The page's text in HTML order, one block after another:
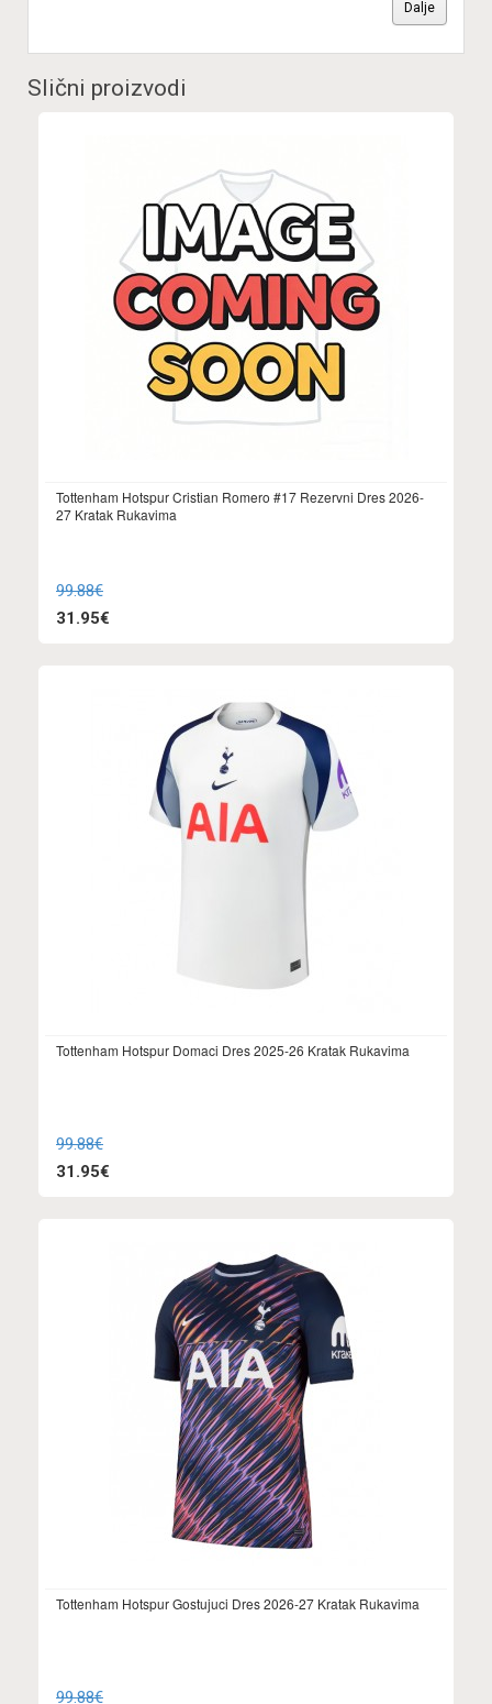
Dalje
Slični proizvodi
Tottenham Hotspur Cristian Romero #17 Rezervni Dres 2026-
27 Kratak Rukavima
99.88€
31.95€
Tottenham Hotspur Domaci Dres 2025-26 Kratak Rukavima
99.88€
31.95€
Tottenham Hotspur Gostujuci Dres 2026-27 Kratak Rukavima
99.88€